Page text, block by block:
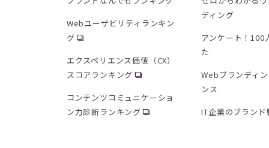
Webユーザビリティランキン
グ
エクスペリエンス価値（CX）
スコアランキング
コンテンツコミュニケーショ
ン力診断ランキング
ディング
アンケート！100
た
Webブランディ
ンス
IT企業のブランド